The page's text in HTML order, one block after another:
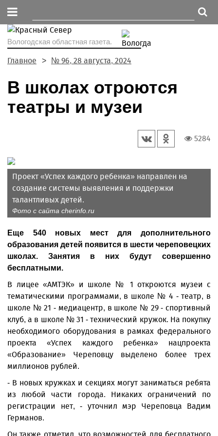
Вологодская областная газета.
Главное № 96, 28 августа, 2024
В школах отроются
театры и музеи
5284
Проект «Успех каждого ребенка» направлен на
создание системы выявления и поддержки
талантливых детей.
Фото с сайта cherinfo.ru
Еще 540 новых мест для дополнительного
образования детей появится в шести череповецких
школах. Занятия в них будут совершенно
бесплатными.
В лицее «АМТЭК» и школе № 1 откроются музеи с
тематическими программами, в школе № 4 - театр, в
школе № 21 - медиацентр, в школе № 29 - спортивный
клуб, а в школе № 31 - технический кружок. На покупку
необходимого оборудования в рамках федерального
проекта «Успех каждого ребенка» нацпроекта
«Образование» Череповцу выделено более трех
миллионов рублей.
- В новых кружках и секциях могут заниматься ребята
из любой части города. Никаких ограничений по
регистрации нет, - уточнил мэр Череповца Вадим
Германов.